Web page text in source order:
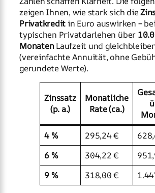
zeigen Ihnen, wie stark sich die
Privatkreditin Euro auswirken –
typischen Privatdarlehen über
MonatenLaufzeit und
(vereinfachte Annuität, ohne
gerundete Werte).
Zinssatz
(p. a.)
Monatliche
Rate (ca.)
4 % 295,24 €
6 %
304,22 €
9 %
318,00 €